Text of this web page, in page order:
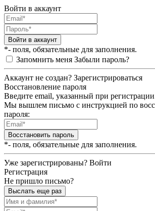
Войти в аккаунт
Войти в аккаунт
*- поля, обязательные для заполнения.
Запомнить меня Забыли пароль?
Аккаунт не создан? Зарегистрироваться
Восстановление пароля
Введите email, указанный при
Мы вышлем письмо с инструкцией по
пароля:
Восстановить пароль
*- поля, обязательные для заполнения.
Уже зарегистрированы? Войти
Регистрация
Не пришло письмо?
Выслать еще раз